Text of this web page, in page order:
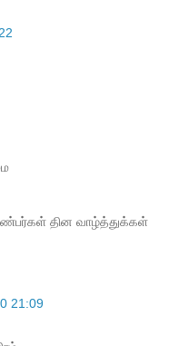
தின வாழ்த்துக்கள்
21:09